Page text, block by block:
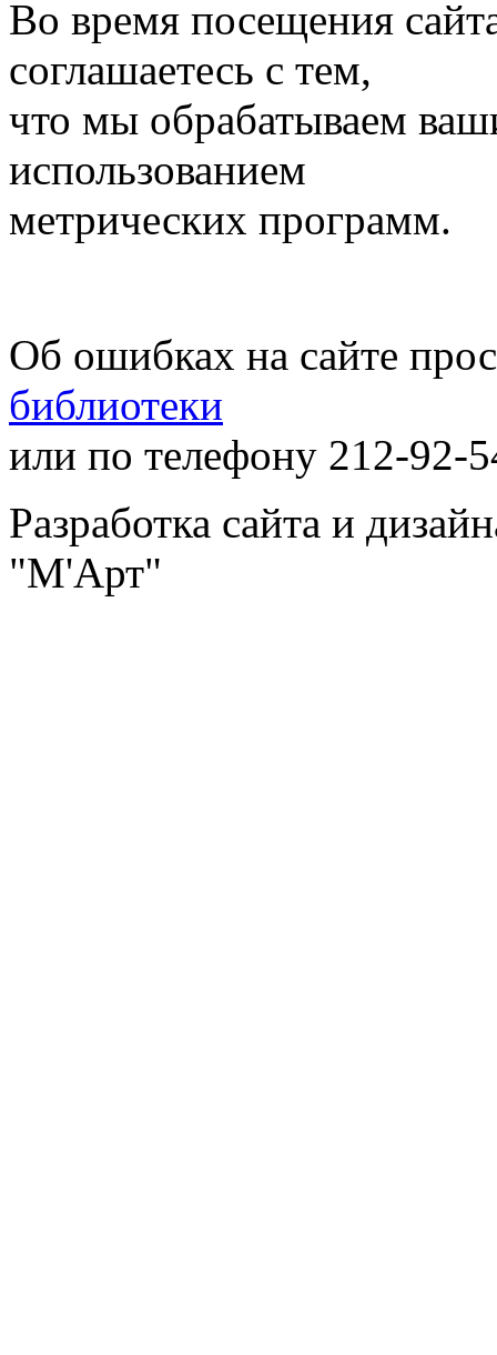
Во время посещения
соглашаетесь с тем,
что мы обрабатываем
использованием
метрических программ.
Об ошибках на сайте
библиотеки
или по телефону 212-92-
Разработка сайта и
"М'Арт"